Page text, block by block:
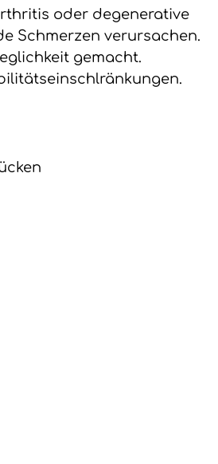
oder degenerative
Schmerzen verursachen.
gemacht.